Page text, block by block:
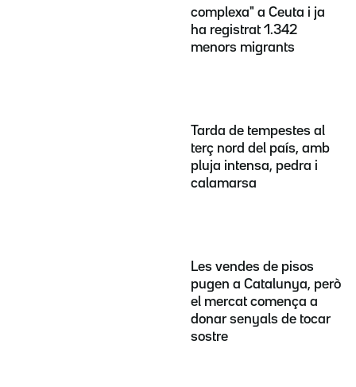
complexa" a Ceuta i ja
ha registrat 1.342
menors migrants
Tarda de tempestes al
terç nord del país, amb
pluja intensa, pedra i
calamarsa
Les vendes de pisos
pugen a Catalunya, però
el mercat comença a
donar senyals de tocar
sostre